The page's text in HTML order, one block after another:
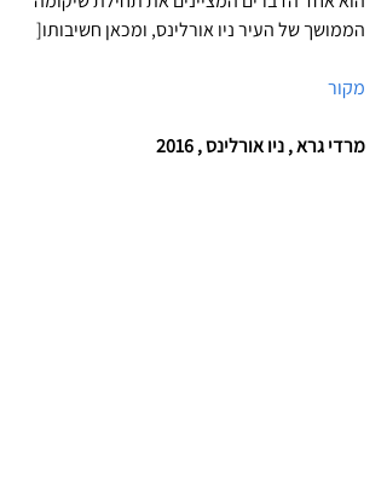
הממושך של העיר ניו אורלינס, ומכאן חשיבותו[
מקור
מרדי גרא , ניו אורלינס , 2016